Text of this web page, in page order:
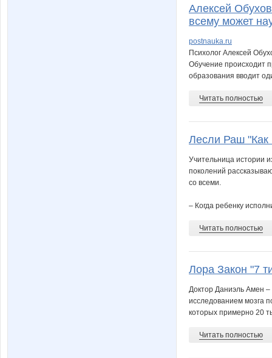
Алексей
всему может
postnauka.ru
Психолог Алексей
Обучение происходит
образования вводит
Читать полностью
Лесли Раш "Как
Учительница истории
поколений
со всеми.
– Когда ребенку
Читать полностью
Лора Закон "7
Доктор Даниэль Амен –
исследованием мозга
которых примерно 20
Читать полностью